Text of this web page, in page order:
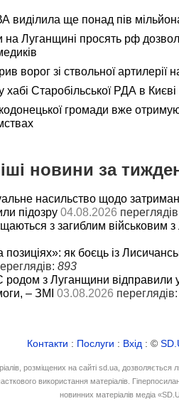
виділила ще понад пів
Луганщині просять рф
ворог зі ствольної артилерії
хабі Старобільської РДА в
громади вже
новини за
насильство щодо
підозру 04.08.2026
з загиблим
як боєць із
893
з Луганщини відправили
– ЗМІ 03.08.2026 переглядів:
Контакти : Послуги : Вхід : ©
розміщених на сайті sd.ua,
використання матеріалів.
новинних матеріалів медіа